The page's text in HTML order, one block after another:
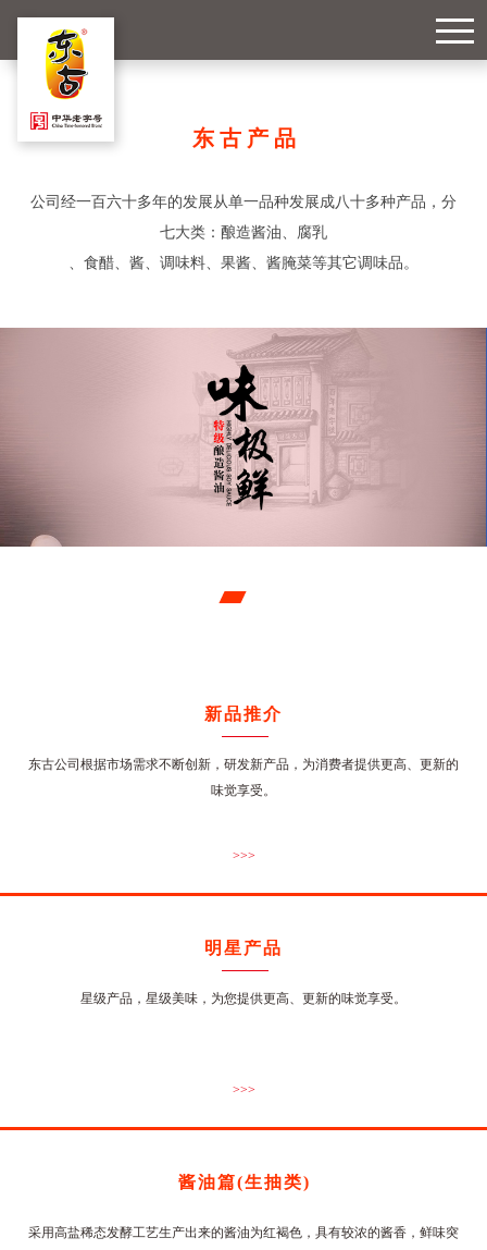
东古产品
公司经一百六十多年的发展从单一品种发展成八十多种产品，分
七大类：酿造酱油、腐乳
、食醋、酱、调味料、果酱、酱腌菜等其它调味品。
新品推介
东古公司根据市场需求不断创新，研发新产品，为消费者提供更高、更新的
味觉享受。
>>>
明星产品
星级产品，星级美味，为您提供更高、更新的味觉享受。
>>>
酱油篇(生抽类)
采用高盐稀态发酵工艺生产出来的酱油为红褐色，具有较浓的酱香，鲜味突